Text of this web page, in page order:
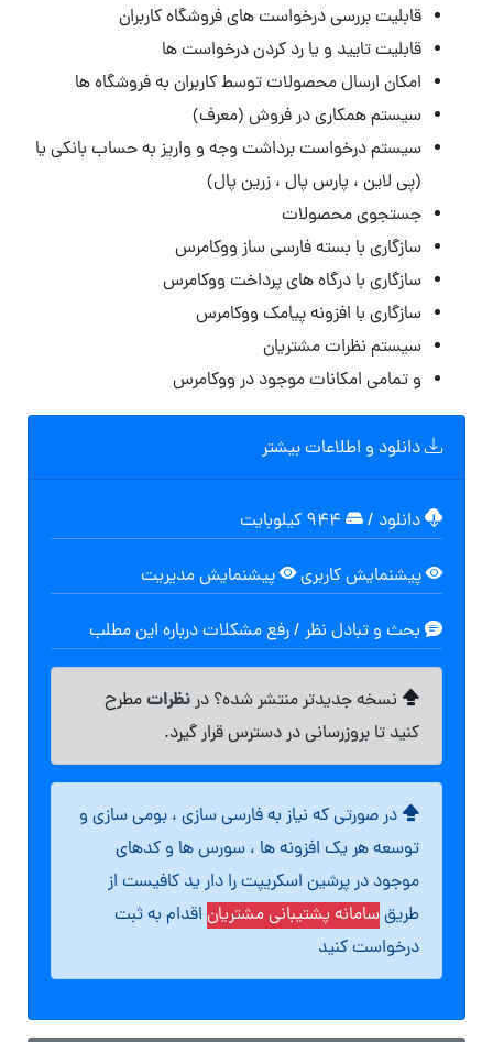
قابلیت بررسی درخواست های فروشگاه کاربران
قابلیت تایید و یا رد کردن درخواست ها
امکان ارسال محصولات توسط کاربران به فروشگاه ها
سیستم همکاری در فروش (معرف)
سیستم درخواست برداشت وجه و واریز به حساب بانکی یا
(پی لاین ، پارس پال ، زرین پال)
جستجوی محصولات
سازگاری با بسته فارسی ساز ووکامرس
سازگاری با درگاه های پرداخت ووکامرس
سازگاری با افزونه پیامک ووکامرس
سیستم نظرات مشتریان
و تمامی امکانات موجود در ووکامرس
دانلود و اطلاعات بیشتر
دانلود /
پیشنمایش کاربری پیشنمایش مدیریت
بحث و تبادل نظر / رفع مشکلات درباره این مطلب
نسخه جدیدتر منتشر شده؟ درنظراتمطرح
کنید تا بروزرسانی در دسترس قرار گیرد.
در صورتی که نیاز به فارسی سازی ، بومی سازی و
توسعه هر یک افزونه ها ، سورس ها و کدهای
موجود در پرشین اسکریپت را دار ید کافیست از
طریقسامانه پشتیبانی مشتریان اقدام به ثبت
درخواست کنید